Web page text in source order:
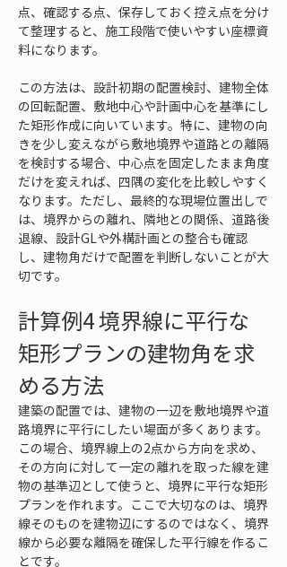
点、確認する点、保存しておく控え点を分け
て整理すると、施工段階で使いやすい座標資
料になります。
この方法は、設計初期の配置検討、建物全体
の回転配置、敷地中心や計画中心を基準にし
た矩形作成に向いています。特に、建物の向
きを少し変えながら敷地境界や道路との離隔
を検討する場合、中心点を固定したまま角度
だけを変えれば、四隅の変化を比較しやすく
なります。ただし、最終的な現場位置出しで
は、境界からの離れ、隣地との関係、道路後
退線、設計GLや外構計画との整合も確認
し、建物角だけで配置を判断しないことが大
切です。
計算例4 境界線に平行な
矩形プランの建物角を求
める方法
建築の配置では、建物の一辺を敷地境界や道
路境界に平行にしたい場面が多くあります。
この場合、境界線上の2点から方向を求め、
その方向に対して一定の離れを取った線を建
物の基準辺として使うと、境界に平行な矩形
プランを作れます。ここで大切なのは、境界
線そのものを建物辺にするのではなく、境界
線から必要な離隔を確保した平行線を作るこ
とです。